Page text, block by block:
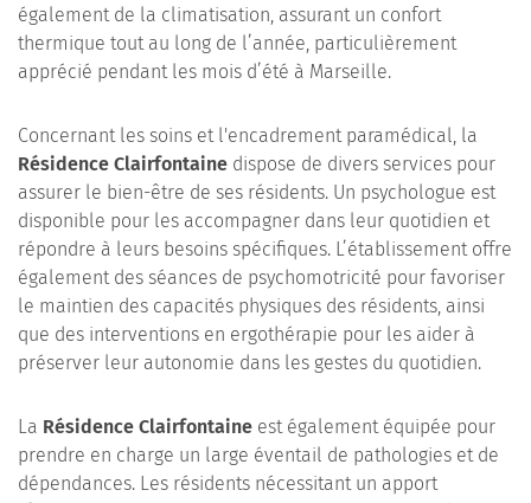
également de la climatisation, assurant un confort
thermique tout au long de l’année, particulièrement
apprécié pendant les mois d’été à Marseille.
Concernant les soins et l'encadrement paramédical, la
Résidence Clairfontaine dispose de divers services pour
assurer le bien-être de ses résidents. Un psychologue est
disponible pour les accompagner dans leur quotidien et
répondre à leurs besoins spécifiques. L’établissement offre
également des séances de psychomotricité pour favoriser
le maintien des capacités physiques des résidents, ainsi
que des interventions en ergothérapie pour les aider à
préserver leur autonomie dans les gestes du quotidien.
La Résidence Clairfontaine est également équipée pour
prendre en charge un large éventail de pathologies et de
dépendances. Les résidents nécessitant un apport